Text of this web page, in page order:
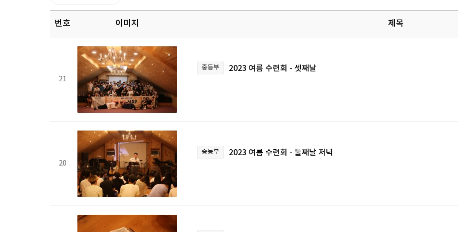
번호 이미지 제목
21
중등부 2023 여름 수련회 - 셋째날
20
중등부 2023 여름 수련회 - 둘째날 저녁